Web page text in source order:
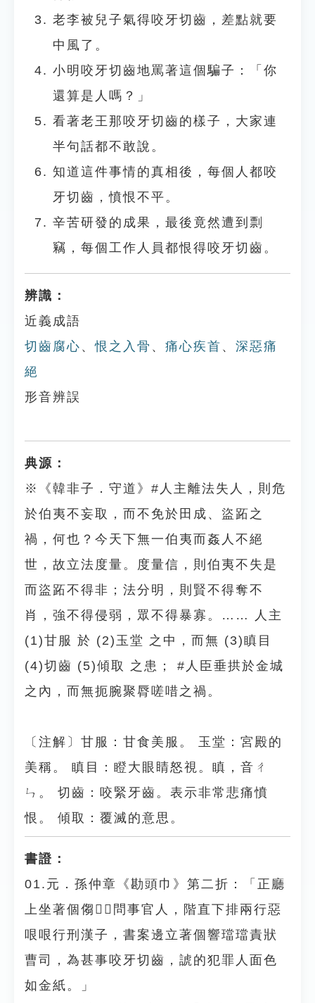
老李被兒子氣得咬牙切齒，差點就要
中風了。
小明咬牙切齒地罵著這個騙子：「你
還算是人嗎？」
看著老王那咬牙切齒的樣子，大家連
半句話都不敢說。
知道這件事情的真相後，每個人都咬
牙切齒，憤恨不平。
辛苦研發的成果，最後竟然遭到剽
竊，每個工作人員都恨得咬牙切齒。
辨識：
近義成語
切齒腐心 、恨之入骨 、 痛心疾首 、 深惡痛
絕
形音辨誤
典源：
※《韓非子．守道》#人主離法失人，則危
於伯夷不妄取，而不免於田成、盜跖之
禍，何也？今天下無一伯夷而姦人不絕
世，故立法度量。度量信，則伯夷不失是
而盜跖不得非；法分明，則賢不得奪不
肖，強不得侵弱，眾不得暴寡。…… 人主
(1)甘服 於 (2)玉堂 之中，而無 (3)瞋目
(4)切齒 (5)傾取 之患； #人臣垂拱於金城
之內，而無扼腕聚脣嗟唶之禍。
〔注解〕甘服：甘食美服。 玉堂：宮殿的
美稱。 瞋目：瞪大眼睛怒視。瞋，音ㄔ
ㄣ。 切齒：咬緊牙齒。表示非常悲痛憤
恨。 傾取：覆滅的意思。
書證：
01.元．孫仲章《勘頭巾》第二折：「正廳
上坐著個㑳𢠳𢠳問事官人，階直下排兩行惡
哏哏行刑漢子，書案邊立著個響璫璫責狀
曹司，為甚事咬牙切齒，諕的犯罪人面色
如金紙。」